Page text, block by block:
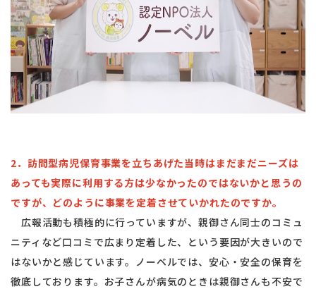
2．訪問型病児保育事業を立ちあげた当時はまだまだニーズは
あっても実際に利用する方は少なかったのではないかと思うの
ですが、どのように事業を定着させていかれたのですか。
広報活動も積極的に行っていますが、親御さん同士のコミュ
ニティなど口コミで広まり定着した、という要因が大きいので
はないかと感じています。ノーベルでは、安心・安全の保育を
徹底しております。お子さんが病気のときは親御さんも不安で